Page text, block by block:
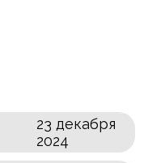
23 декабря
2024